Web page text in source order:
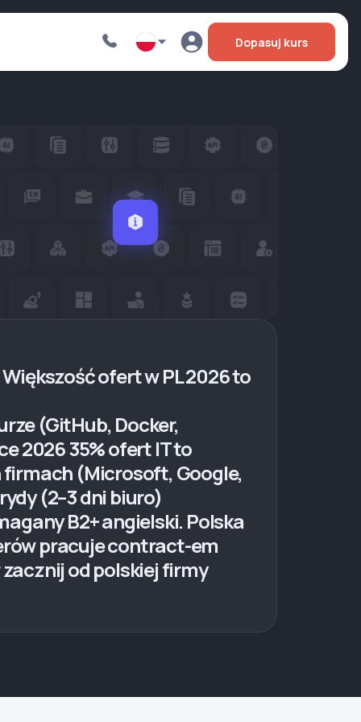
Dopasuj kurs
ofert w PL 2026 to
(GitHub, Docker,
2026 35% ofert IT to
(Microsoft, Google,
(2–3 dni biuro)
B2+ angielski. Polska
pracuje contract-em
od polskiej firmy